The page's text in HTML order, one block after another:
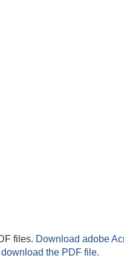
files. Download adobe
the PDF file.